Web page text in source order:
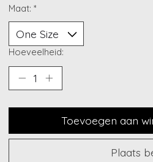
Maat: *
Hoeveelheid:
Toevoegen aan
Plaats